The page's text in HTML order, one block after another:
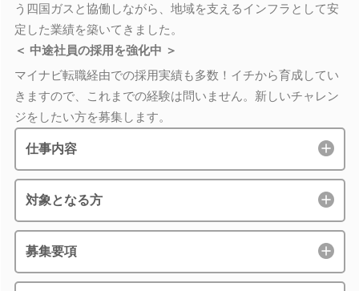
う四国ガスと協働しながら、地域を支えるインフラとして安
定した業績を築いてきました。
＜ 中途社員の採用を強化中 ＞
マイナビ転職経由での採用実績も多数！イチから育成してい
きますので、これまでの経験は問いません。新しいチャレン
ジをしたい方を募集します。
仕事内容
対象となる方
募集要項